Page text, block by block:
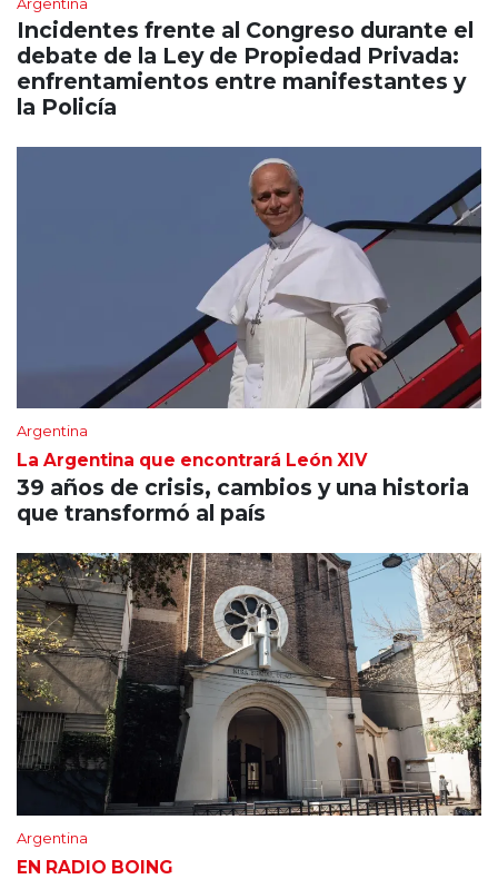
Argentina
Incidentes frente al Congreso durante el
debate de la Ley de Propiedad Privada:
enfrentamientos entre manifestantes y
la Policía
Argentina
La Argentina que encontrará León XIV
39 años de crisis, cambios y una historia
que transformó al país
Argentina
EN RADIO BOING